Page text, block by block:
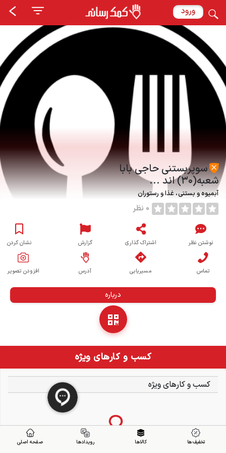
ورود
سوپربستنی حاجی بابا
شعبه(۳۰) اند ...
آبمیوه و بستنی غذا و رستوران
0 نظر
نوشتن نظر اشتراک گذاری گزارش نشان کردن
تماس مسیریابی آدرس افزودن تصویر
درباره
کسب و کارهای ویژه
کسب و کارهای ویژه
تخفیف ها کالاها رویدادها صفحه اصلی